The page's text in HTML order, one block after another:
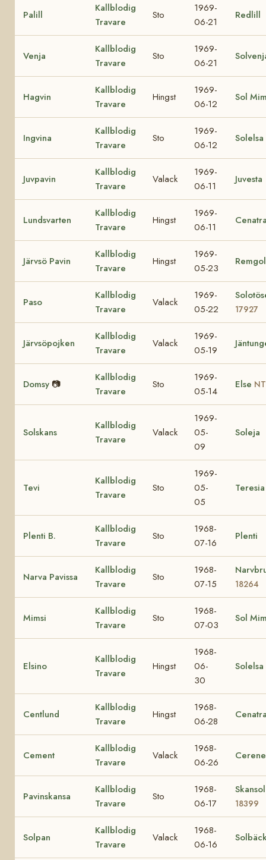
Palill
Kallblodig
Travare
Sto
1969-
06-21
Redlill
Venja
Kallblodig
Travare
Sto
1969-
06-21
Hagvin
Kallblodig
Travare
Hingst
1969-
06-12
Sol
Ingvina
Kallblodig
Travare
Sto
1969-
06-12
Solelsa
Juvpavin
Kallblodig
Travare
Valack
1969-
06-11
Juvesta
Lundsvarten
Kallblodig
Travare
Hingst
1969-
06-11
Järvsö Pavin
Kallblodig
Travare
Hingst
1969-
05-23
Paso
Kallblodig
Travare
Valack
1969-
05-22
17927
Järvsöpojken
Kallblodig
Travare
Valack
1969-
05-19
Domsy 📷
Kallblodig
Travare
Sto
1969-
05-14
Else
Solskans
Kallblodig
Travare
Valack
1969-
05-
09
Soleja
Tevi
Kallblodig
Travare
Sto
1969-
05-
05
Teresia
Plenti B.
Kallblodig
Travare
Sto
1968-
07-16
Plenti
Narva Pavissa
Kallblodig
Travare
Sto
1968-
07-15
18264
Mimsi
Kallblodig
Travare
Sto
1968-
07-03
Sol
Elsino
Kallblodig
Travare
Hingst
1968-
06-
30
Solelsa
Centlund
Kallblodig
Travare
Hingst
1968-
06-28
Cement
Kallblodig
Travare
Valack
1968-
06-26
Cerene
Pavinskansa
Kallblodig
Travare
Sto
1968-
06-17
18399
Solpan
Kallblodig
Travare
Valack
1968-
06-16